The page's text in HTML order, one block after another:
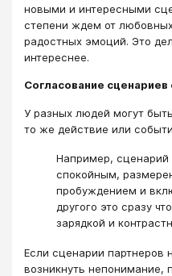
новыми и интересными
степени ждем от
радостных эмоций. Это
интереснее.
Согласование
У разных людей могут
то же действие или
Например, сценарий
спокойным,
пробуждением и
другого это сразу
зарядкой и
Если сценарии партнеров
возникнуть непонимание,